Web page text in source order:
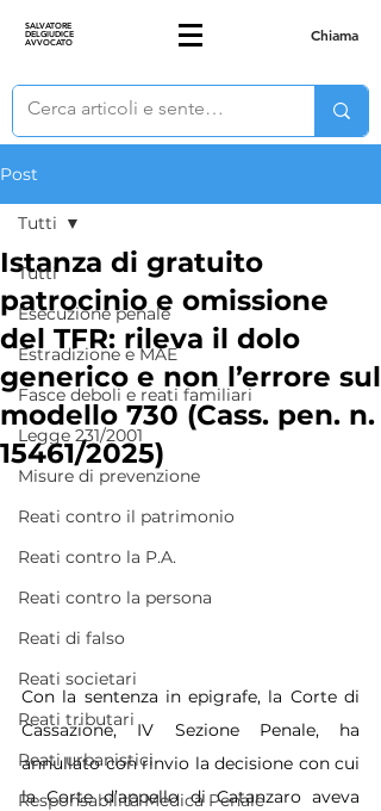
SALVATORE
DELGIUDICE
AVVOCATO Chiama
Post
Tutti
Esecuzione penale
Estradizione e MAE
Fasce deboli e reati familiari
Legge 231/2001
Misure di prevenzione
Reati contro il patrimonio
Reati contro la P.A.
Reati contro la persona
Reati di falso
Reati societari
Reati tributari
Reati urbanistici
Responsabilità Medica Penale
Tutti
Istanza di gratuito
patrocinio e omissione
del TFR: rileva il dolo
generico e non l’errore sul
modello 730 (Cass. pen. n.
15461/2025)
Con la sentenza in epigrafe, la Corte di
Cassazione, IV Sezione Penale, ha
annullato con rinvio la decisione con cui
la Corte d’appello di Catanzaro aveva